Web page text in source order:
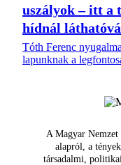
uszályok – itt a
hídnál
Tóth Ferenc
lapunknak a
A Magyar
alapról, a
társadalmi,